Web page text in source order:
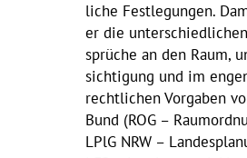
liche Fest­le­gungen.
er die
sprüche an den Raum,
sich­ti­gung und im
recht­li­chen Vorgaben
Bund (ROG –
LPlG NRW –